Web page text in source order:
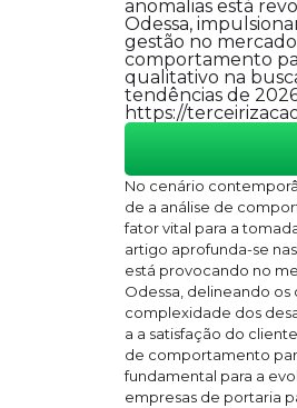
anomalias está
Odessa,
gestão no
comportamento
qualitativo na
tendências de
https://
No cenário
de a análise de
fator vital para a
artigo aprofunda-se
está provocando no
Odessa, delineando
complexidade dos
a a satisfação do
de comportamento
fundamental para a
empresas de portaria